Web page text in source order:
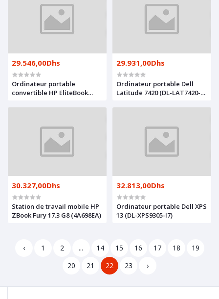
29.546,00Dhs
Ordinateur portable
convertible HP EliteBook
29.931,00Dhs
Ordinateur portable Dell
Latitude 7420 (DL-LAT7420-
30.327,00Dhs
Station de travail mobile HP
ZBook Fury 17.3 G8 (4A698EA)
32.813,00Dhs
Ordinateur portable Dell XPS
13 (DL-XPS9305-I7)
‹ 1 2 ... 14 15 16 17 18
19
20
21 22 23 ›